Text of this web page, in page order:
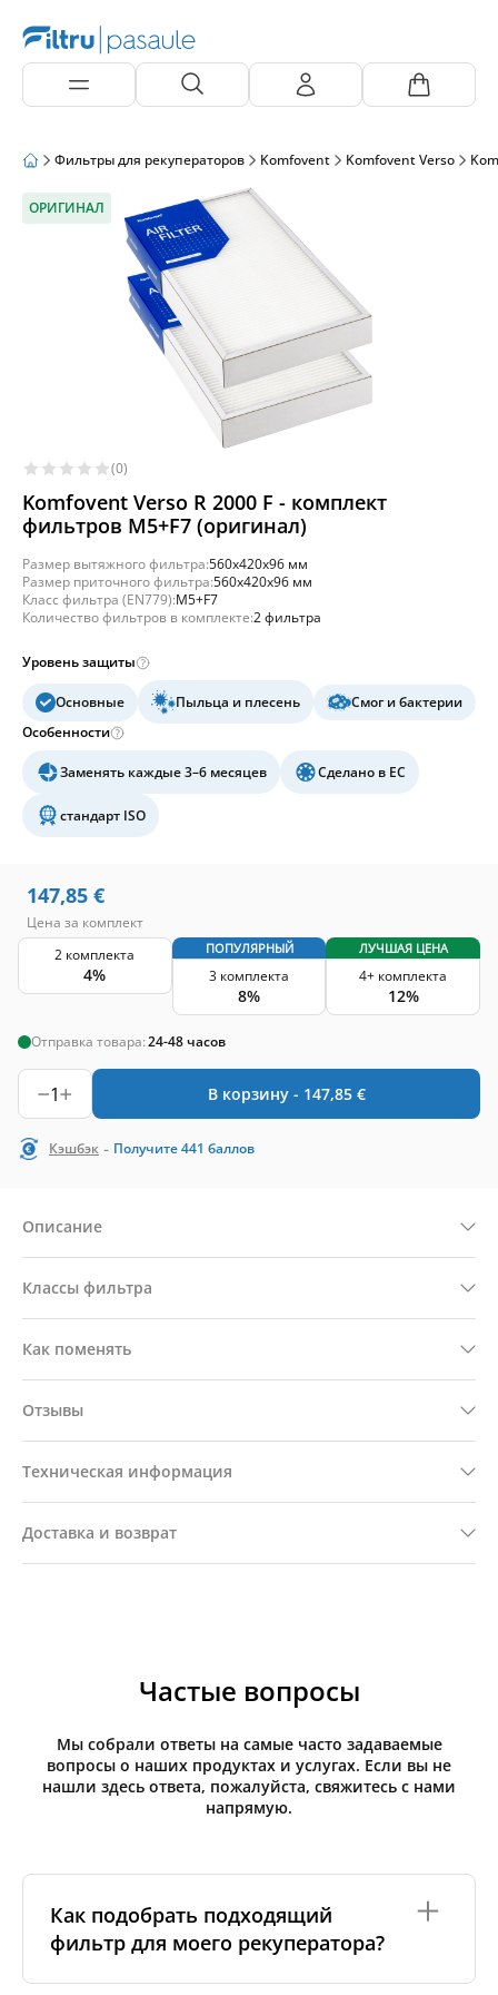
Фильтры для рекуператоров Komfovent Komfovent Verso
ОРИГИНАЛ
(0)
Komfovent Verso R 2000 F - комплект
фильтров M5+F7 (оригинал)
Размер вытяжного фильтра:560x420x96 мм
Размер приточного фильтра:560x420x96 мм
Класс фильтра (EN779):M5+F7
Количество фильтров в комплекте:2 фильтра
Уровень защиты
Основные Пыльца и плесень
Смог и бактерии
Особенности
Заменять каждые 3–6 месяцев Сделано в ЕС
стандарт ISO
147,85 €
Цена за комплект
2 комплекта
4%
ПОПУЛЯРНЫЙ
3 комплекта
8%
ЛУЧШАЯ ЦЕНА
4+ комплекта
12%
Отправка товара:24-48 часов
1 В корзину - 147,85 €
Кэшбэк - Получите441 баллов
Описание
Классы фильтра
Как поменять
Отзывы
Техническая информация
Доставка и возврат
Частые вопросы
Мы собрали ответы на самые часто задаваемые
вопросы о наших продуктах и услугах. Если вы не
нашли здесь ответа, пожалуйста, свяжитесь с нами
напрямую.
Как подобрать подходящий
фильтр для моего рекуператора?